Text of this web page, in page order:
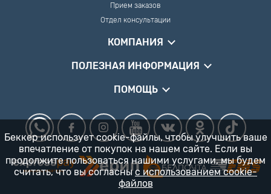
Прием заказов
Отдел консультации
КОМПАНИЯ
ПОЛЕЗНАЯ ИНФОРМАЦИЯ
ПОМОЩЬ
Беккер использует cookie-файлы, чтобы улучшить ваше
впечатление от покупок на нашем сайте. Если вы
продолжите пользоваться нашими услугами, мы будем
считать, что вы согласны с использованием cookie-
файлов